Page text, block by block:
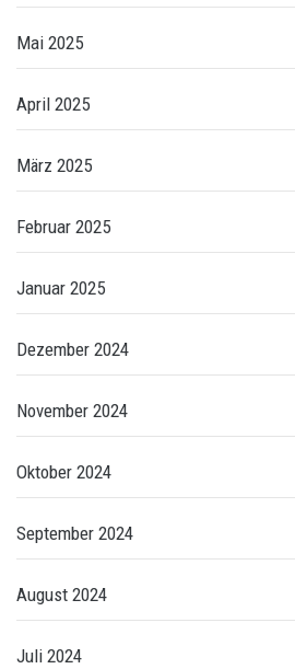
Mai 2025
April 2025
März 2025
Februar 2025
Januar 2025
Dezember 2024
November 2024
Oktober 2024
September 2024
August 2024
Juli 2024